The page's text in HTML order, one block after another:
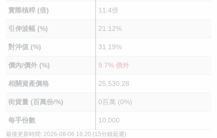
實際槓桿 (倍) 11.4倍
引伸波幅 (%) 21.12%
對沖值 (%) 31.19%
價內/價外 (%) 9.7% 價外
相關資產價格 25,530.28
街貨量 (百萬份/%) 0百萬 (0%)
每手份數 10,000
最後更新時間: 2026-08-06 16:20 (15分鐘延遲)